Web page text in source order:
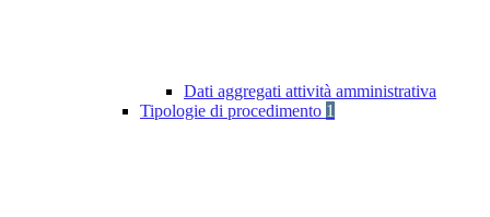
Dati aggregati attività amministrativa
Tipologie di procedimento 1